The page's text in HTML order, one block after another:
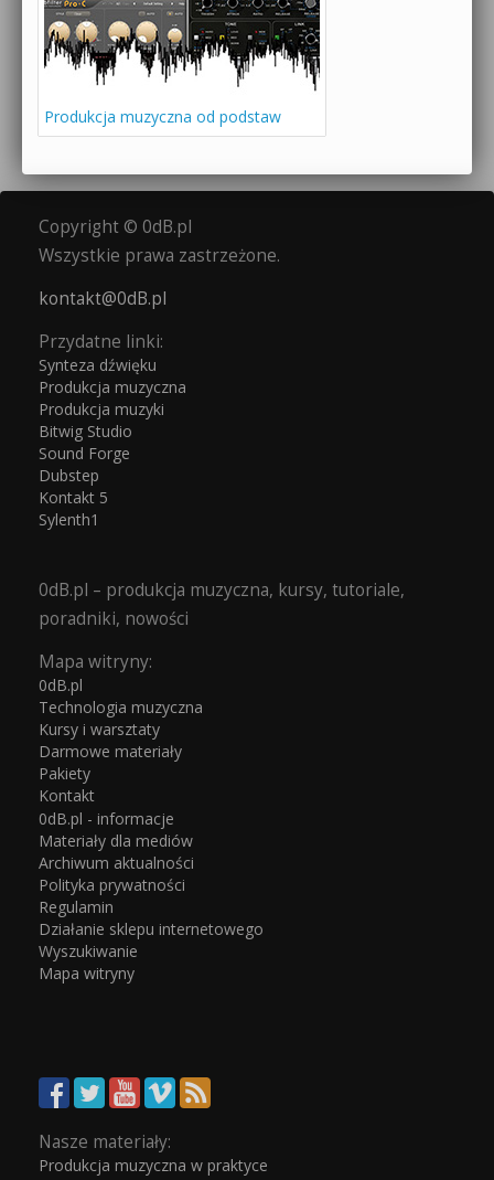
Produkcja muzyczna od podstaw
Copyright © 0dB.pl
Wszystkie prawa zastrzeżone.
kontakt@0dB.pl
Przydatne linki:
Synteza dźwięku
Produkcja muzyczna
Produkcja muzyki
Bitwig Studio
Sound Forge
Dubstep
Kontakt 5
Sylenth1
0dB.pl – produkcja muzyczna, kursy, tutoriale,
poradniki, nowości
Mapa witryny:
0dB.pl
Technologia muzyczna
Kursy i warsztaty
Darmowe materiały
Pakiety
Kontakt
0dB.pl - informacje
Materiały dla mediów
Archiwum aktualności
Polityka prywatności
Regulamin
Działanie sklepu internetowego
Wyszukiwanie
Mapa witryny
Nasze materiały:
Produkcja muzyczna w praktyce